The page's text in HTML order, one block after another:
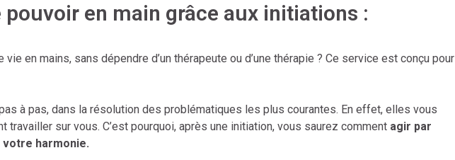
pouvoir en main grâce aux initiations :
en mains, sans dépendre d’un thérapeute ou d’une thérapie ? Ce service est conçu pour
à pas, dans la résolution des problématiques les plus courantes. En effet, elles vous
travailler sur vous. C’est pourquoi, après une initiation, vous saurez comment agir par
harmonie.